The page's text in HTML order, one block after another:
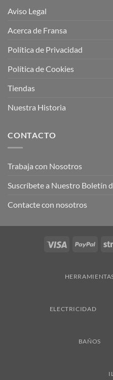
Aviso Legal
Acerca de Fransa
Política de Privacidad
Política de Cookies
Tiendas
Nuestra Historia
CONTACTO
Trabaja con Nosotros
Suscríbete a Nuestro Boletín
Contacte con nosotros
Visa
ELECTRICIDAD
BAÑOS